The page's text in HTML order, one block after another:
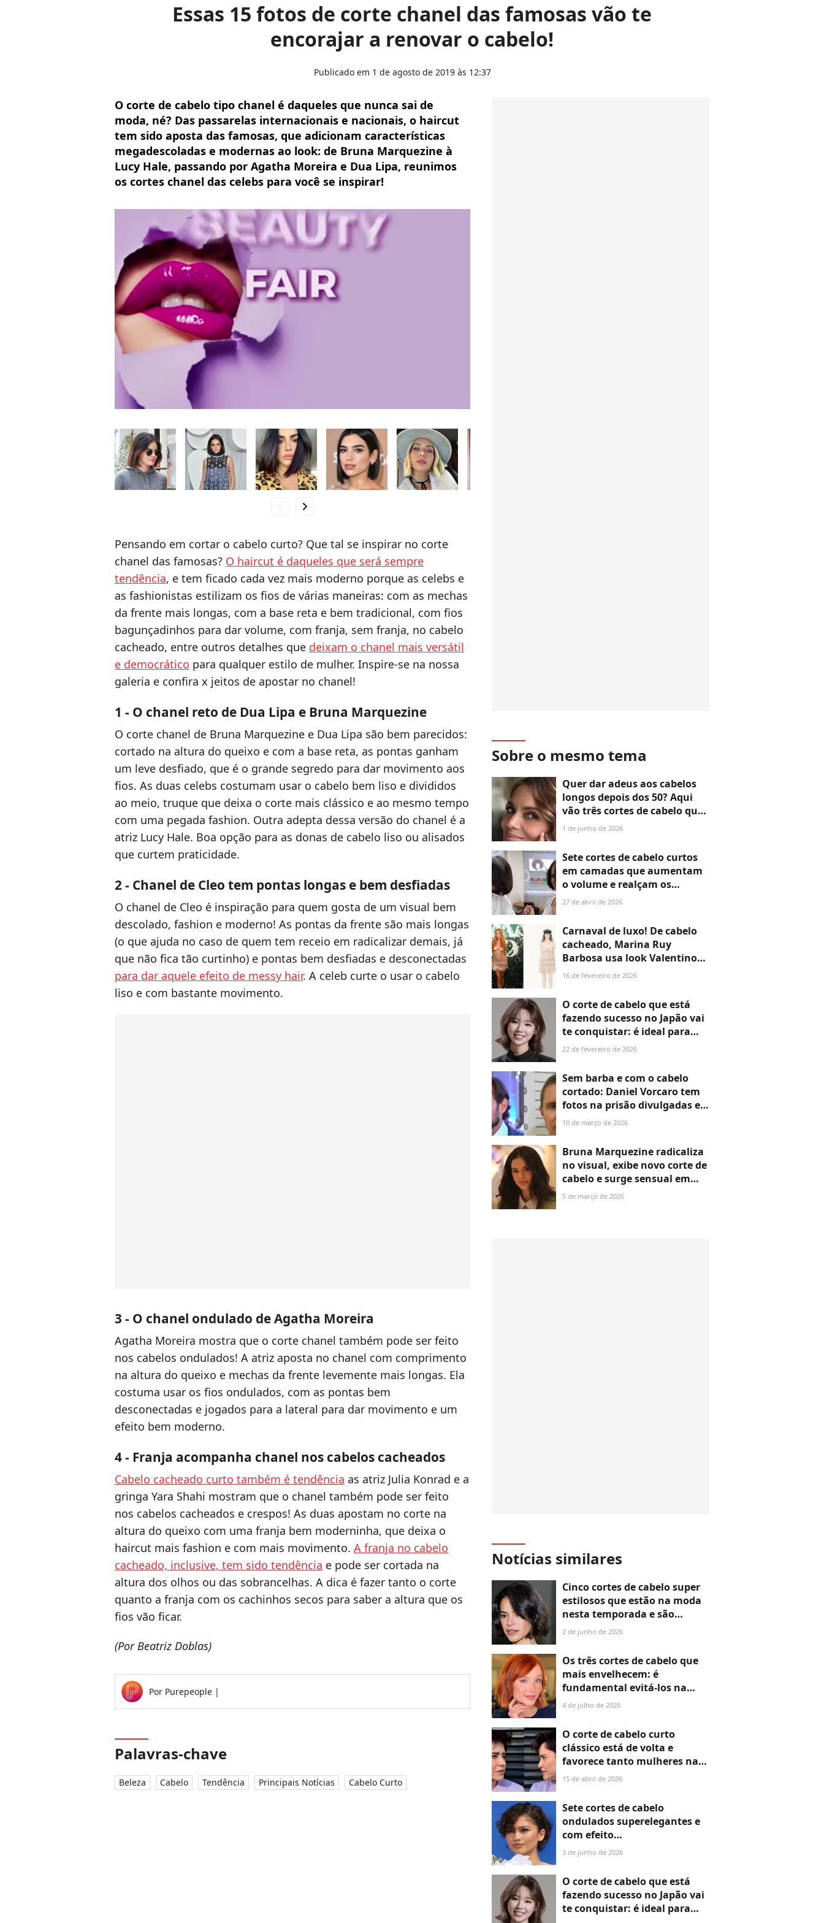
Essas 15 fotos de corte chanel das famosas vão te
encorajar a renovar o cabelo!
Publicado em 1 de agosto de 2019 às 12:37
O corte de cabelo tipo chanel é daqueles que nunca sai de
moda, né? Das passarelas internacionais e nacionais, o haircut
tem sido aposta das famosas, que adicionam características
megadescoladas e modernas ao look: de Bruna Marquezine à
Lucy Hale, passando por Agatha Moreira e Dua Lipa, reunimos
os cortes chanel das celebs para você se inspirar!
chevron_right
Pensando em cortar o cabelo curto? Que tal se inspirar no corte
chanel das famosas? O haircut é daqueles que será sempre
tendência, e tem ficado cada vez mais moderno porque as celebs e
as fashionistas estilizam os fios de várias maneiras: com as mechas
da frente mais longas, com a base reta e bem tradicional, com fios
bagunçadinhos para dar volume, com franja, sem franja, no cabelo
cacheado, entre outros detalhes que deixam o chanel mais versátil
e democrático para qualquer estilo de mulher. Inspire-se na nossa
galeria e confira x jeitos de apostar no chanel!
1 - O chanel reto de Dua Lipa e Bruna Marquezine
O corte chanel de Bruna Marquezine e Dua Lipa são bem parecidos:
cortado na altura do queixo e com a base reta, as pontas ganham
um leve desfiado, que é o grande segredo para dar movimento aos
fios. As duas celebs costumam usar o cabelo bem liso e divididos
ao meio, truque que deixa o corte mais clássico e ao mesmo tempo
com uma pegada fashion. Outra adepta dessa versão do chanel é a
atriz Lucy Hale. Boa opção para as donas de cabelo liso ou alisados
que curtem praticidade.
2 - Chanel de Cleo tem pontas longas e bem desfiadas
O chanel de Cleo é inspiração para quem gosta de um visual bem
descolado, fashion e moderno! As pontas da frente são mais longas
(o que ajuda no caso de quem tem receio em radicalizar demais, já
que não fica tão curtinho) e pontas bem desfiadas e desconectadas
para dar aquele efeito de messy hair. A celeb curte o usar o cabelo
liso e com bastante movimento.
3 - O chanel ondulado de Agatha Moreira
Agatha Moreira mostra que o corte chanel também pode ser feito
nos cabelos ondulados! A atriz aposta no chanel com comprimento
na altura do queixo e mechas da frente levemente mais longas. Ela
costuma usar os fios ondulados, com as pontas bem
desconectadas e jogados para a lateral para dar movimento e um
efeito bem moderno.
4 - Franja acompanha chanel nos cabelos cacheados
Cabelo cacheado curto também é tendência as atriz Julia Konrad e a
gringa Yara Shahi mostram que o chanel também pode ser feito
nos cabelos cacheados e crespos! As duas apostam no corte na
altura do queixo com uma franja bem moderninha, que deixa o
haircut mais fashion e com mais movimento. A franja no cabelo
cacheado, inclusive, tem sido tendência e pode ser cortada na
altura dos olhos ou das sobrancelhas. A dica é fazer tanto o corte
quanto a franja com os cachinhos secos para saber a altura que os
fios vão ficar.
(Por Beatriz Doblas)
Por Purepeople |
Palavras-chave
Beleza Cabelo Tendência Principais Notícias Cabelo Curto
Sobre o mesmo tema
Quer dar adeus aos cabelos
longos depois dos 50? Aqui
vão três cortes de cabelo que
ficam muito bem e
1 de junho de 2026
Sete cortes de cabelo curtos
em camadas que aumentam
o volume e realçam os
cabelos finos
27 de abril de 2026
Carnaval de luxo! De cabelo
cacheado, Marina Ruy
Barbosa usa look Valentino
de R$ 55 mil com plumas já
camarote no RJ; 15 fotos
16 de fevereiro de 2026
O corte de cabelo que está
fazendo sucesso no Japão vai
te conquistar: é ideal para
cabelos finos e rejuvenesce o
22 de fevereiro de 2026
Sem barba e com o cabelo
cortado: Daniel Vorcaro tem
fotos na prisão divulgadas e
impressiona com visual
depois!
10 de março de 2026
Bruna Marquezine radicaliza
no visual, exibe novo corte de
cabelo e surge sensual em
fotos de 'topless'. Veja antes e
5 de março de 2026
Notícias similares
Cinco cortes de cabelo super
estilosos que estão na moda
nesta temporada e são
perfeitos para facilitar o dia a
2 de junho de 2026
Os três cortes de cabelo que
mais envelhecem: é
fundamental evitá-los na
casa dos 20 e 30
4 de julho de 2026
O corte de cabelo curto
clássico está de volta e
favorece tanto mulheres na
faixa dos 40 quanto dos 50
15 de abril de 2026
Sete cortes de cabelo
ondulados superelegantes e
com efeito
antienvelhecimento para os
2026
3 de junho de 2026
O corte de cabelo que está
fazendo sucesso no Japão vai
te conquistar: é ideal para